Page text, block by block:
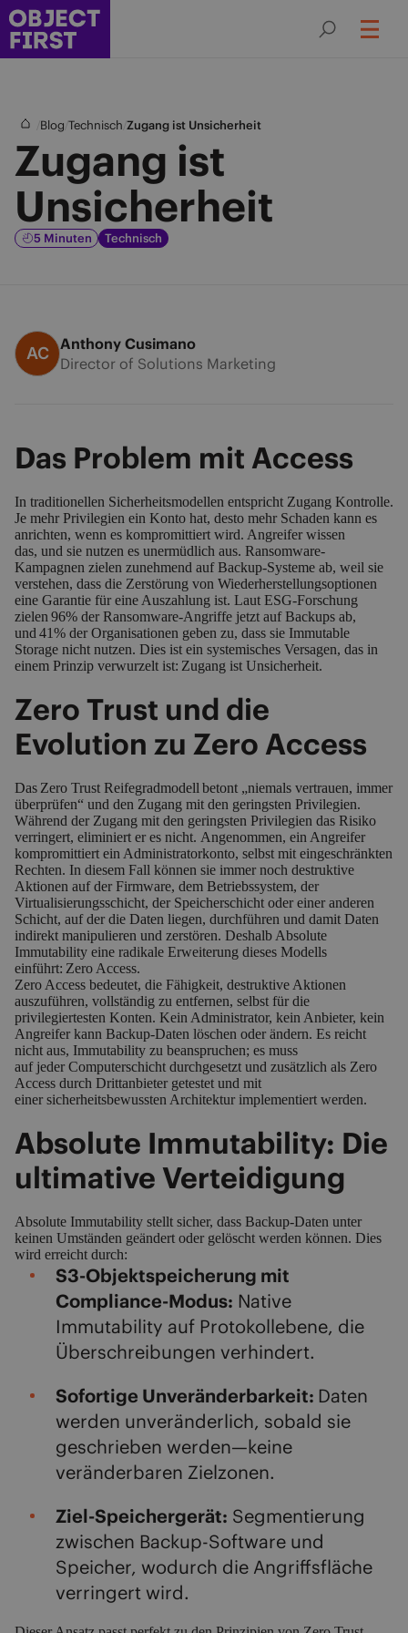
Blog Technisch Zugang ist Unsicherheit
Zugang ist
Unsicherheit
5 Minuten Technisch
AC
Anthony Cusimano
Director of Solutions Marketing
Das Problem mit Access
In traditionellen Sicherheitsmodellen entspricht Zugang Kontrolle.
Je mehr Privilegien ein Konto hat, desto mehr Schaden kann es
anrichten, wenn es kompromittiert wird. Angreifer wissen
das, und sie nutzen es unermüdlich aus. Ransomware-
Kampagnen zielen zunehmend auf Backup-Systeme ab, weil sie
verstehen, dass die Zerstörung von Wiederherstellungsoptionen
eine Garantie für eine Auszahlung ist. Laut ESG-Forschung
zielen 96% der Ransomware-Angriffe jetzt auf Backups ab,
und 41% der Organisationen geben zu, dass sie Immutable
Storage nicht nutzen. Dies ist ein systemisches Versagen, das in
einem Prinzip verwurzelt ist: Zugang ist Unsicherheit.
Zero Trust und die
Evolution zu Zero Access
Das Zero Trust Reifegradmodell betont „niemals vertrauen, immer
überprüfen“ und den Zugang mit den geringsten Privilegien.
Während der Zugang mit den geringsten Privilegien das Risiko
verringert, eliminiert er es nicht. Angenommen, ein Angreifer
kompromittiert ein Administratorkonto, selbst mit eingeschränkten
Rechten. In diesem Fall können sie immer noch destruktive
Aktionen auf der Firmware, dem Betriebssystem, der
Virtualisierungsschicht, der Speicherschicht oder einer anderen
Schicht, auf der die Daten liegen, durchführen und damit Daten
indirekt manipulieren und zerstören. Deshalb Absolute
Immutability eine radikale Erweiterung dieses Modells
einführt: Zero Access.
Zero Access bedeutet, die Fähigkeit, destruktive Aktionen
auszuführen, vollständig zu entfernen, selbst für die
privilegiertesten Konten. Kein Administrator, kein Anbieter, kein
Angreifer kann Backup-Daten löschen oder ändern. Es reicht
nicht aus, Immutability zu beanspruchen; es muss
auf jeder Computerschicht durchgesetzt und zusätzlich als Zero
Access durch Drittanbieter getestet und mit
einer sicherheitsbewussten Architektur implementiert werden.
Absolute Immutability: Die
ultimative Verteidigung
Absolute Immutability stellt sicher, dass Backup-Daten unter
keinen Umständen geändert oder gelöscht werden können. Dies
wird erreicht durch:
S3-Objektspeicherung mit
Compliance-Modus: Native
Immutability auf Protokollebene, die
Überschreibungen verhindert.
Sofortige Unveränderbarkeit: Daten
werden unveränderlich, sobald sie
geschrieben werden—keine
veränderbaren Zielzonen.
Ziel-Speichergerät: Segmentierung
zwischen Backup-Software und
Speicher, wodurch die Angriffsfläche
verringert wird.